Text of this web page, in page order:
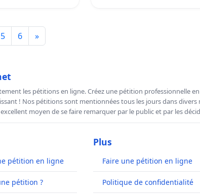
5 6 »
les pétitions en ligne. Créez une pétition professionnelle
! Nos pétitions sont mentionnées tous les jours dans divers
moyen de se faire remarquer par le public et par les
pétition en ligne
pétition ?
Plus
Faire une pétition en ligne
Politique de confidentialité